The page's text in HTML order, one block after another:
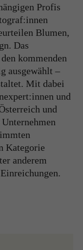
Profis
Blumen,
Das
kommenden
ausgewählt –
Mit dabei
und
und
Kategorie
anderem